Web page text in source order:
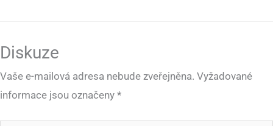
Diskuze
Vaše e-mailová adresa nebude zveřejněna. Vyžadované
informace jsou označeny *